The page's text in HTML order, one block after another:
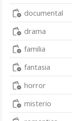
documental
drama
familia
fantasia
horror
misterio